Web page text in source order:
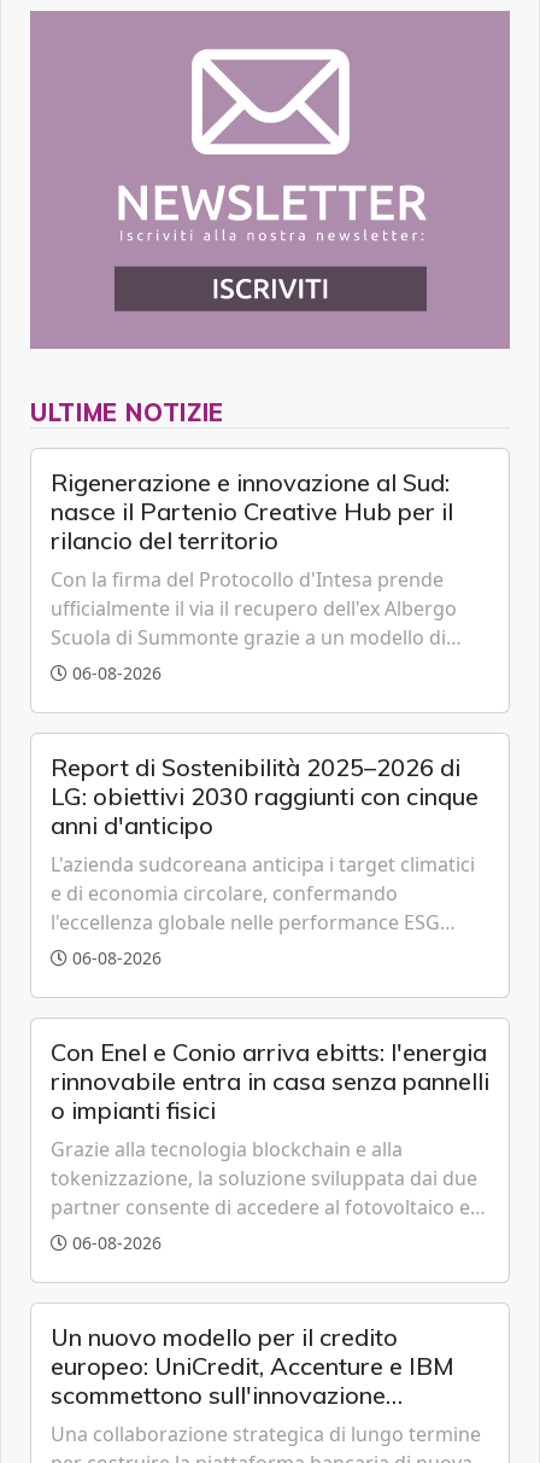
ULTIME NOTIZIE
Rigenerazione e innovazione al Sud:
nasce il Partenio Creative Hub per il
rilancio del territorio
Con la firma del Protocollo d'Intesa prende
ufficialmente il via il recupero dell'ex Albergo
Scuola di Summonte grazie a un modello di
partenariato pubblico-privato e a una rete di
06-08-2026
Report di Sostenibilità 2025–2026 di
LG: obiettivi 2030 raggiunti con cinque
anni d'anticipo
L'azienda sudcoreana anticipa i target climatici
e di economia circolare, confermando
l'eccellenza globale nelle performance ESG
grazie a innovazione, accessibilità e governance
06-08-2026
Con Enel e Conio arriva ebitts: l'energia
rinnovabile entra in casa senza pannelli
o impianti fisici
Grazie alla tecnologia blockchain e alla
tokenizzazione, la soluzione sviluppata dai due
partner consente di accedere al fotovoltaico e
all'eolico ottenendo risparmi diretti in bolletta,
06-08-2026
Un nuovo modello per il credito
europeo: UniCredit, Accenture e IBM
scommettono sull'innovazione
tecnologica
Una collaborazione strategica di lungo termine